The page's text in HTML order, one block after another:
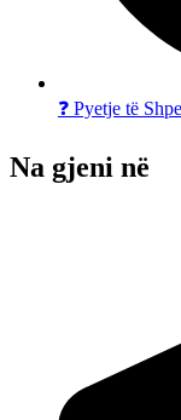
❓ Pyetje të
Na gjeni në